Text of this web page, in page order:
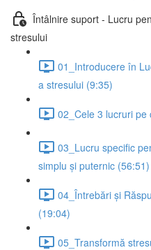
Întâlnire suport - Lucru
stresului
01_Introducere în
a stresului (9:35)
02_Cele 3 lucruri
03_Lucru specific
simplu și puternic (56:51)
04_Întrebări și
(19:04)
05_Transformă